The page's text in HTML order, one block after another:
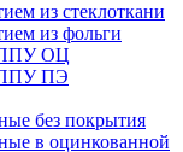
из стеклоткани
из фольги
ППУ ОЦ
ППУ ПЭ
без покрытия
в оцинкованной